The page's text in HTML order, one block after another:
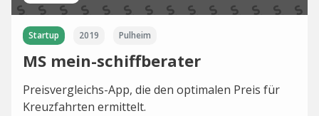
Startup 2019 Pulheim
MS mein-schiffberater
Preisvergleichs-App, die den optimalen Preis für
Kreuzfahrten ermittelt.